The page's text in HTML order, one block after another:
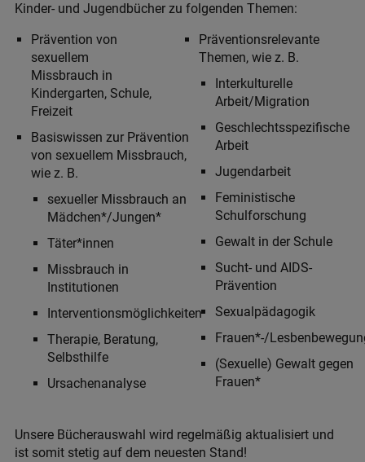
Kinder- und Jugendbücher zu folgenden Themen:
Prävention von
sexuellem
Missbrauch in
Kindergarten, Schule,
Freizeit
Basiswissen zur Prävention
von sexuellem Missbrauch,
wie z. B.
sexueller Missbrauch an
Mädchen*/Jungen*
Täter*innen
Missbrauch in
Institutionen
Interventionsmöglichkeiten
Therapie, Beratung,
Selbsthilfe
Ursachenanalyse
Präventionsrelevante
Themen, wie z. B.
Interkulturelle
Arbeit/Migration
Geschlechtsspezifische
Arbeit
Jugendarbeit
Feministische
Schulforschung
Gewalt in der Schule
Sucht- und AIDS-
Prävention
Sexualpädagogik
Frauen*-/
(Sexuelle) Gewalt gegen
Frauen*
Unsere Bücherauswahl wird regelmäßig aktualisiert und
ist somit stetig auf dem neuesten Stand!